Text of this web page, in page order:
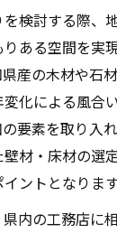
検討する際、
ある空間を実
産の木材や石
化による風合
要素を取り入
材・床材の選
ントとなります
内の工務店に